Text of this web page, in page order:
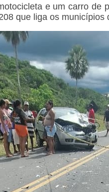
e um carro de
que liga os